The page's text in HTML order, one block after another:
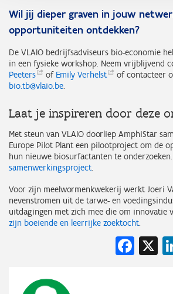
Wil jij dieper graven in jouw
opportuniteiten ontdekken?
De VLAIO bedrijfsadviseurs bio-economie
in een fysieke workshop. Neem vrijblijvend
Peeters
of Emily Verhelst
of contacteer
bio.tb@vlaio.be.
Laat je inspireren door deze
Met steun van VLAIO doorliep AmphiStar
Europe Pilot Plant een pilootproject om de
hun nieuwe biosurfactanten te onderzoeken.
samenwerkingsproject.
Voor zijn meelwormenkwekerij werkt Joeri
nevenstromen uit de tarwe- en
uitdagingen met zich mee die om innovatie
zijn boeiende en leerrijke zoektocht.
X